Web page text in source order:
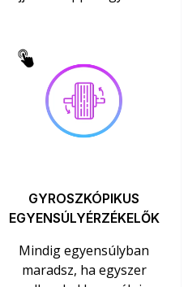
GYROSZKÓPIKUS
EGYENSÚLYÉRZÉKELŐK
Mindig egyensúlyban
maradsz, ha egyszer